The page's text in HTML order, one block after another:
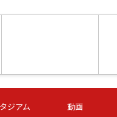
第16節 09/06 (日) 15:00
ジアム 動画